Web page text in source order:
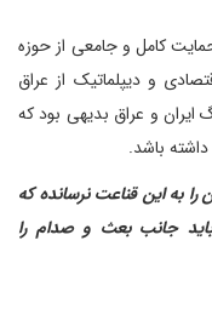
کامل و جامعی از حوزه
و دیپلماتیک از عراق
ایران و عراق بدیهی بود که
باشد.
به این قناعت نرسانده که
جانب بعث و صدام را